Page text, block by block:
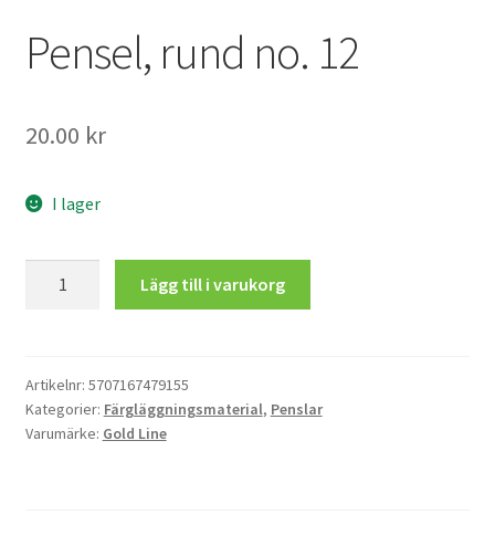
Pensel, rund no. 12
20.00 kr
I lager
mängd
Lägg till i varukorg
Artikelnr: 5707167479155
Kategorier: Färgläggningsmaterial, Penslar
Varumärke: Gold Line